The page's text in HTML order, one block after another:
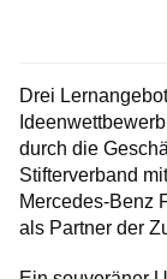
Drei
durch die
Stifterverband
Mercedes-Benz
als Partner der